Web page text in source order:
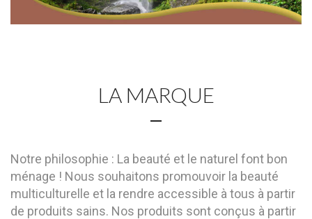
LA MARQUE
Notre philosophie : La beauté et le naturel font bon
ménage ! Nous souhaitons promouvoir la beauté
multiculturelle et la rendre accessible à tous à partir
de produits sains. Nos produits sont conçus à partir